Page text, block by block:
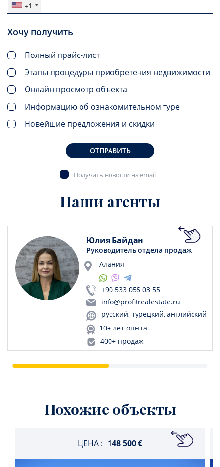
+1
Хочу получить
Полный прайс-лист
Этапы процедуры приобретения недвижимости
Онлайн просмотр объекта
Информацию об ознакомительном туре
Новейшие предложения и скидки
ОТПРАВИТЬ
Получать новости на email
Наши агенты
Юлия Байдан
Руководитель отдела продаж
Алания
+90 533 055 03 55
info@profitrealestate.ru
русский, турецкий, английский
10+ лет опыта
400+ продаж
Похожие объекты
ЦЕНА : 148 500 €